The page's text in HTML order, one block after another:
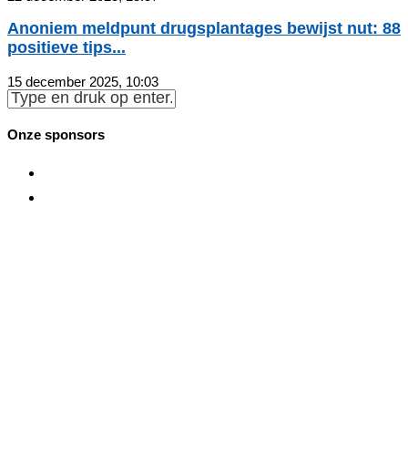
Anoniem meldpunt drugsplantages bewijst nut: 88
positieve tips...
15 december 2025, 10:03
Onze sponsors